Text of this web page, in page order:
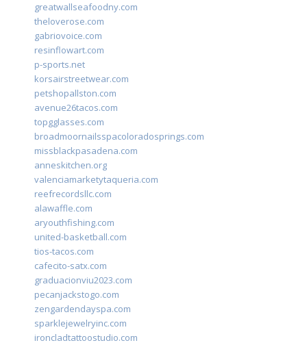
greatwallseafoodny.com
theloverose.com
gabriovoice.com
resinflowart.com
p-sports.net
korsairstreetwear.com
petshopallston.com
avenue26tacos.com
topgglasses.com
broadmoornailsspacoloradosprings.com
missblackpasadena.com
anneskitchen.org
valenciamarketytaqueria.com
reefrecordsllc.com
alawaffle.com
aryouthfishing.com
united-basketball.com
tios-tacos.com
cafecito-satx.com
graduacionviu2023.com
pecanjackstogo.com
zengardendayspa.com
sparklejewelryinc.com
ironcladtattoostudio.com